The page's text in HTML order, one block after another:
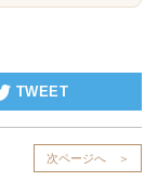
TWEET
次ページへ ＞